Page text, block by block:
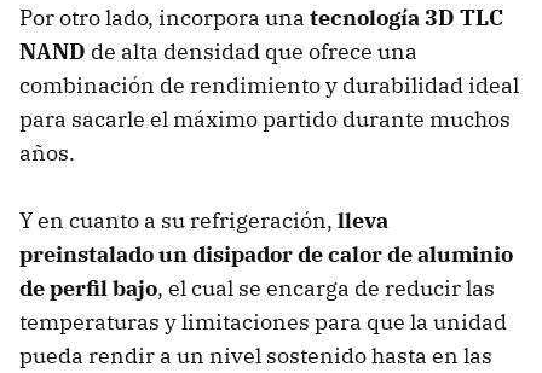
Por otro lado, incorpora una tecnología 3D TLC
NAND de alta densidad que ofrece una
combinación de rendimiento y durabilidad ideal
para sacarle el máximo partido durante muchos
años.
Y en cuanto a su refrigeración, lleva
preinstalado un disipador de calor de aluminio
de perfil bajo, el cual se encarga de reducir las
temperaturas y limitaciones para que la unidad
pueda rendir a un nivel sostenido hasta en las